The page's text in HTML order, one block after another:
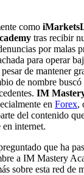
como
tras recibir
por malas
para operar
de mantener
de nombre
IM
en Forex,
del contenido
en internet.
que ha
a IM Mastery
sobre esta red de